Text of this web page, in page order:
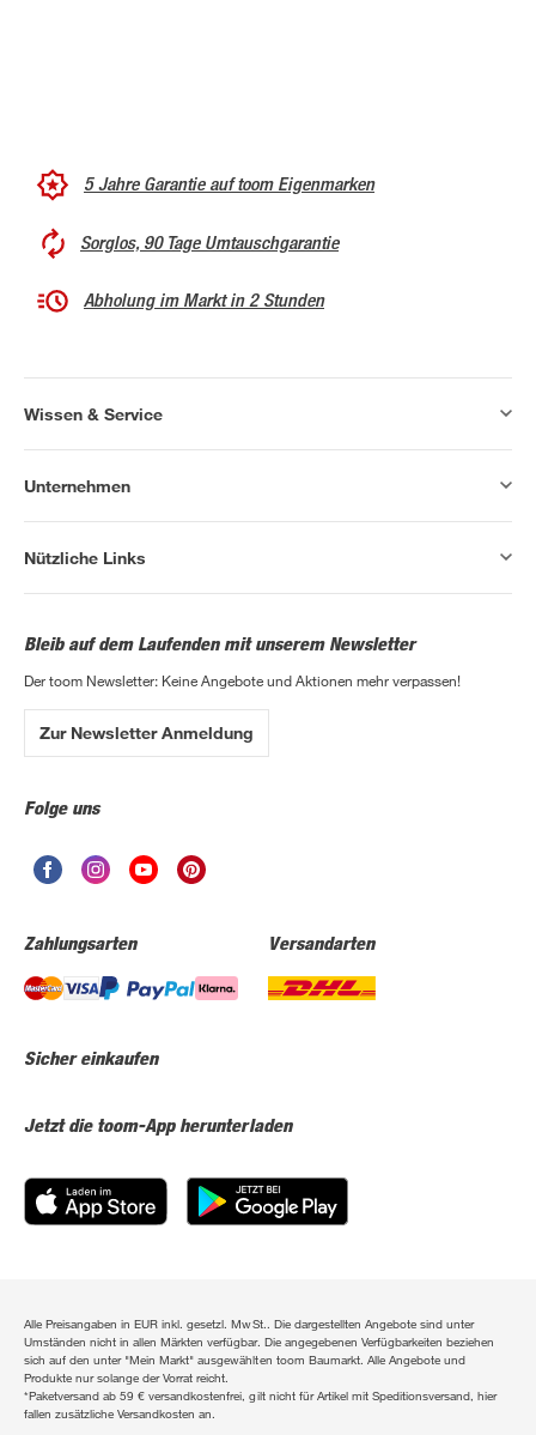
5 Jahre Garantie auf toom Eigenmarken
Sorglos, 90 Tage Umtauschgarantie
Abholung im Markt in 2 Stunden
Wissen & Service
Unternehmen
Nützliche Links
Bleib auf dem Laufenden mit unserem Newsletter
Der toom Newsletter: Keine Angebote und Aktionen mehr verpassen!
Zur Newsletter Anmeldung
Folge uns
Zahlungsarten Versandarten
Sicher einkaufen
Jetzt die toom-App herunterladen
Alle Preisangaben in EUR inkl. gesetzl. MwSt.. Die dargestellten Angebote sind unter
Umständen nicht in allen Märkten verfügbar. Die angegebenen Verfügbarkeiten beziehen
sich auf den unter "Mein Markt" ausgewählten toom Baumarkt. Alle Angebote und
Produkte nur solange der Vorrat reicht.
*Paketversand ab 59 € versandkostenfrei, gilt nicht für Artikel mit Speditionsversand, hier
fallen zusätzliche Versandkosten an.